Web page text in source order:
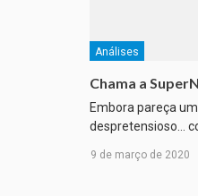
Análises
Chama a
Embora pareça
despretensioso…
9 de março de 2020